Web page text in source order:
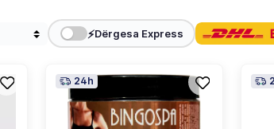
⚡Dërgesa Express
24h